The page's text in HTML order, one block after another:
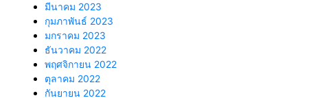
มีนาคม 2023
กุมภาพันธ์ 2023
มกราคม 2023
ธันวาคม 2022
พฤศจิกายน 2022
ตุลาคม 2022
กันยายน 2022